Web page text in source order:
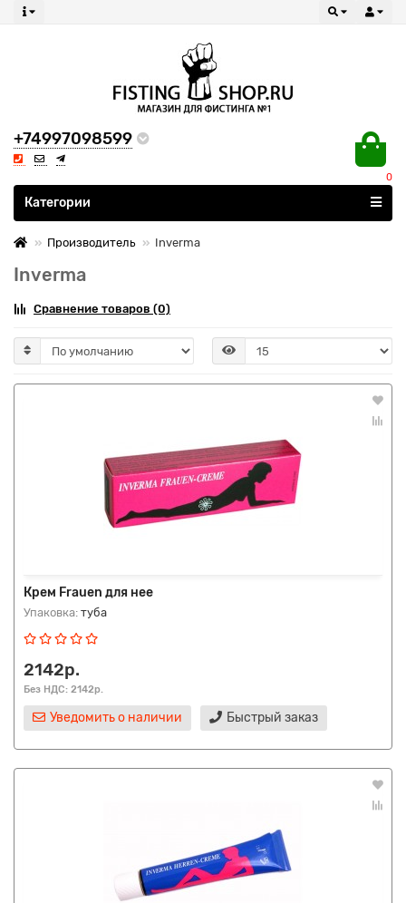
+74997098599
0
Все категории
Категории
Производитель Inverma
Inverma
Сравнение товаров (0)
Крем Frauen для нее
Упаковка: туба
2142р.
Без НДС: 2142р.
Уведомить о наличии Быстрый заказ